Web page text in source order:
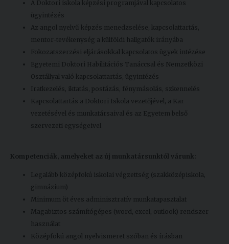
A Doktori iskola képzési programjával kapcsolatos
ügyintézés
Az angol nyelvű képzés menedzselése, kapcsolattartás,
mentor-tevékenység a külföldi hallgatók irányába
Fokozatszerzési eljárásokkal kapcsolatos ügyek intézése
Egyetemi Doktori Habilitációs Tanáccsal és Nemzetközi
Osztállyal való kapcsolattartás, ügyintézés
Iratkezelés, iktatás, postázás, fénymásolás, szkennelés
Kapcsolattartás a Doktori Iskola vezetőjével, a Kar
vezetésével és munkatársaival és az Egyetem belső
szervezeti egységeivel
Kompetenciák, amelyeket az új munkatársunktól várunk:
Legalább középfokú iskolai végzettség (szakközépiskola,
gimnázium)
Minimum öt éves adminisztratív munkatapasztalat
Magabiztos számítógépes (word, excel, outlook) rendszer
használat
Középfokú angol nyelvismeret szóban és írásban